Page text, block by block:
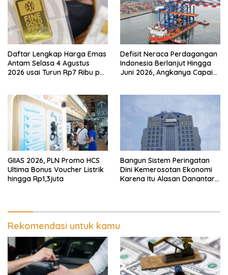
Daftar Lengkap Harga Emas
Antam Selasa 4 Agustus
2026 usai Turun Rp7 Ribu per
Defisit Neraca Perdagangan
Indonesia Berlanjut Hingga
Juni 2026, Angkanya Capai
GIIAS 2026, PLN Promo HCS
Ultima Bonus Voucher Listrik
hingga Rp1,3juta
Bangun Sistem Peringatan
Dini Kemerosotan Ekonomi
Karena Itu Alasan Danantara
Rekomendasi untuk kamu